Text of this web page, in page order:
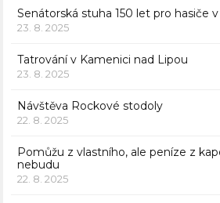
Senátorská stuha 150 let pro hasiče
23. 8. 2025
Tatrování v Kamenici nad Lipou
23. 8. 2025
Návštěva Rockové stodoly
22. 8. 2025
Pomůžu z vlastního, ale peníze z
nebudu
22. 8. 2025